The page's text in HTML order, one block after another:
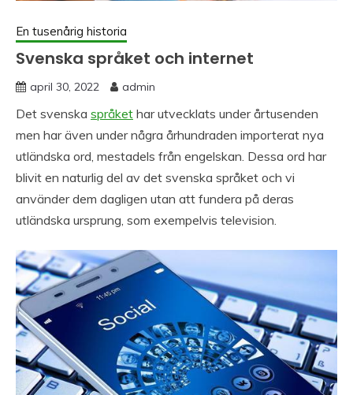
En tusenårig historia
Svenska språket och internet
april 30, 2022 admin
Det svenska språket har utvecklats under årtusenden
men har även under några århundraden importerat nya
utländska ord, mestadels från engelskan. Dessa ord har
blivit en naturlig del av det svenska språket och vi
använder dem dagligen utan att fundera på deras
utländska ursprung, som exempelvis television.